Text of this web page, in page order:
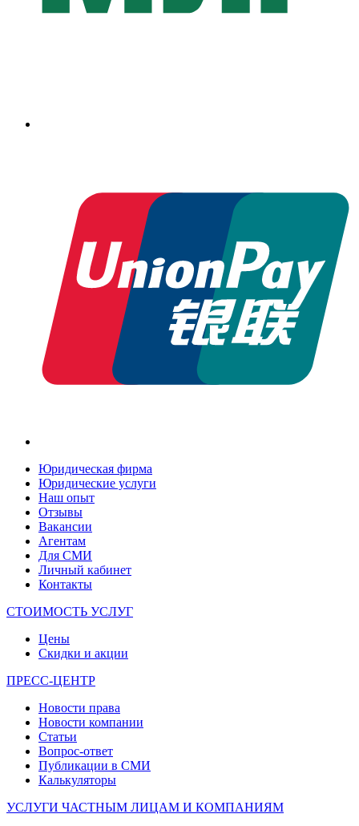
Юридическая фирма
Юридические услуги
Наш опыт
Отзывы
Вакансии
Агентам
Для СМИ
Личный кабинет
Контакты
СТОИМОСТЬ УСЛУГ
Цены
Скидки и акции
ПРЕСС-ЦЕНТР
Новости права
Новости компании
Статьи
Вопрос-ответ
Публикации в СМИ
Калькуляторы
УСЛУГИ ЧАСТНЫМ ЛИЦАМ И КОМПАНИЯМ